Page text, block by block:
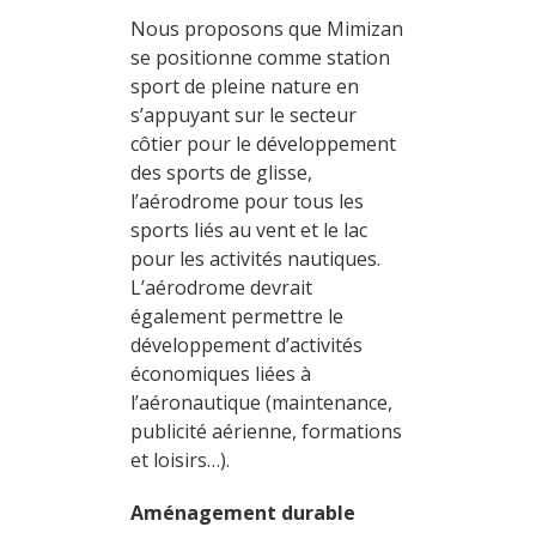
Nous proposons que Mimizan
se positionne comme station
sport de pleine nature en
s’appuyant sur le secteur
côtier pour le développement
des sports de glisse,
l’aérodrome pour tous les
sports liés au vent et le lac
pour les activités nautiques.
L’aérodrome devrait
également permettre le
développement d’activités
économiques liées à
l’aéronautique (maintenance,
publicité aérienne, formations
et loisirs…).
Aménagement durable